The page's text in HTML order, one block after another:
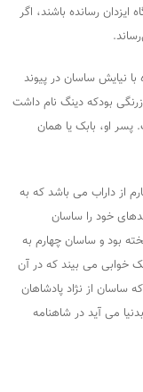
رسانده باشند، اگر
با نیایش ساسان در پیوند
بودکه دینگ نام داشت
او، بابک یا همان
از داراب می باشد که به
خود را ساسان
بود و ساسان چهارم به
خوابی می بیند که در آن
ساسان از نژاد پادشاهان
می آید در شاهنامه